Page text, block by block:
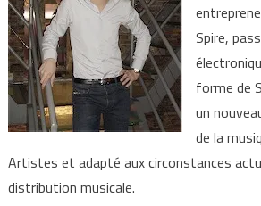
Spire,
forme de
un
de la
Artistes et adapté aux circonstances
distribution musicale.